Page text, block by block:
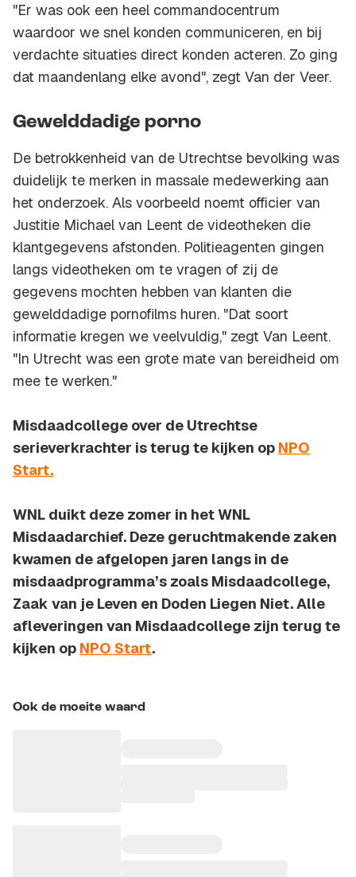
"Er was ook een heel commandocentrum
waardoor we snel konden communiceren, en bij
verdachte situaties direct konden acteren. Zo ging
dat maandenlang elke avond", zegt Van der Veer.
Gewelddadige porno
De betrokkenheid van de Utrechtse bevolking was
duidelijk te merken in massale medewerking aan
het onderzoek. Als voorbeeld noemt officier van
Justitie Michael van Leent de videotheken die
klantgegevens afstonden. Politieagenten gingen
langs videotheken om te vragen of zij de
gegevens mochten hebben van klanten die
gewelddadige pornofilms huren. "Dat soort
informatie kregen we veelvuldig," zegt Van Leent.
"In Utrecht was een grote mate van bereidheid om
mee te werken."
Misdaadcollege over de Utrechtse
serieverkrachter is terug te kijken op NPO
Start.
WNL duikt deze zomer in het WNL
Misdaadarchief. Deze geruchtmakende zaken
kwamen de afgelopen jaren langs in de
misdaadprogramma’s zoals Misdaadcollege,
Zaak van je Leven en Doden Liegen Niet. Alle
afleveringen van Misdaadcollege zijn terug te
kijken op NPO Start.
Ook de moeite waard